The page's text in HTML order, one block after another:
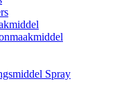
Spray